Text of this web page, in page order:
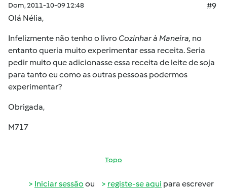
Dom, 2011-10-09 12:48
#9
Olá Nélia,
Infelizmente não tenho o livro Cozinhar à Maneira, no
entanto queria muito experimentar essa receita. Seria
pedir muito que adicionasse essa receita de leite de soja
para tanto eu como as outras pessoas podermos
experimentar?
Obrigada,
M717
Topo
Iniciar sessão ou registe-se aqui para escrever